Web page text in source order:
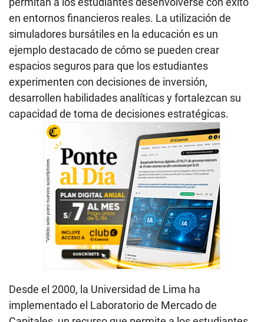
en entornos financieros reales. La utilización de
simuladores bursátiles en la educación es un
ejemplo destacado de cómo se pueden crear
espacios seguros para que los estudiantes
experimenten con decisiones de inversión,
desarrollen habilidades analíticas y fortalezcan su
capacidad de toma de decisiones estratégicas.
Desde el 2000, la Universidad de Lima ha
implementado el Laboratorio de Mercado de